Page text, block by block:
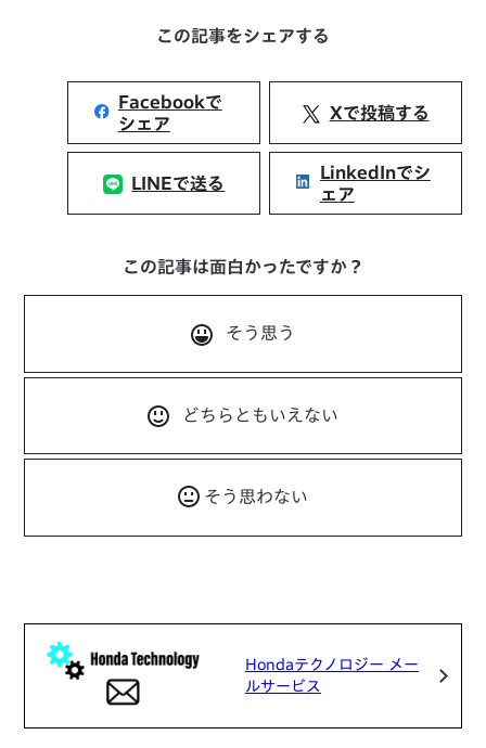
この記事をシェアする
Facebookで
シェア
Xで投稿する
LINEで送る
LinkedInでシ
ェア
この記事は面白かったですか？
そう思う
どちらともいえない
そう思わない
Hondaテクノロジー メー
ルサービス